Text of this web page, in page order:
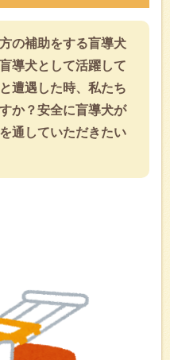
の補助をする盲導犬
導犬として活躍して
遭遇した時、私たち
か？安全に盲導犬が
通していただきたい